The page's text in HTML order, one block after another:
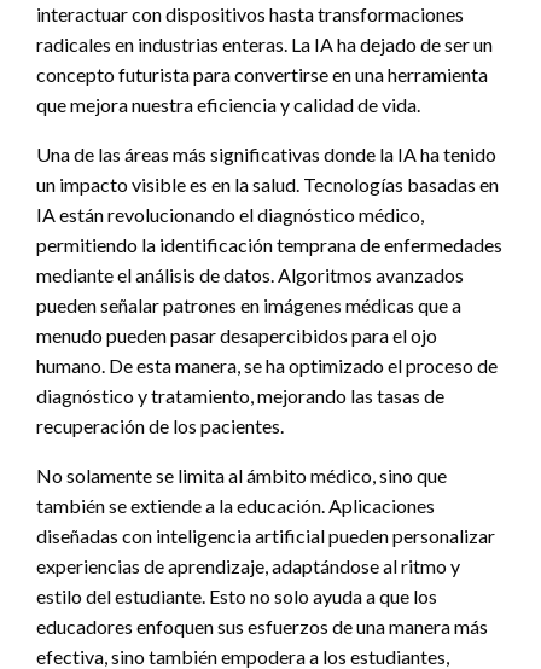
interactuar con dispositivos hasta transformaciones
radicales en industrias enteras. La IA ha dejado de ser un
concepto futurista para convertirse en una herramienta
que mejora nuestra eficiencia y calidad de vida.
Una de las áreas más significativas donde la IA ha tenido
un impacto visible es en la salud. Tecnologías basadas en
IA están revolucionando el diagnóstico médico,
permitiendo la identificación temprana de enfermedades
mediante el análisis de datos. Algoritmos avanzados
pueden señalar patrones en imágenes médicas que a
menudo pueden pasar desapercibidos para el ojo
humano. De esta manera, se ha optimizado el proceso de
diagnóstico y tratamiento, mejorando las tasas de
recuperación de los pacientes.
No solamente se limita al ámbito médico, sino que
también se extiende a la educación. Aplicaciones
diseñadas con inteligencia artificial pueden personalizar
experiencias de aprendizaje, adaptándose al ritmo y
estilo del estudiante. Esto no solo ayuda a que los
educadores enfoquen sus esfuerzos de una manera más
efectiva, sino también empodera a los estudiantes,